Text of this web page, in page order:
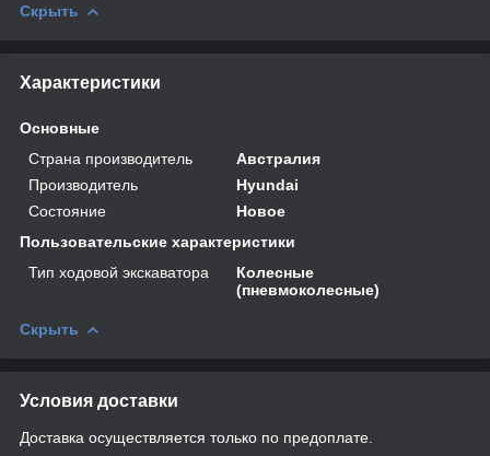
Скрыть
Характеристики
Основные
Страна производитель
Австралия
Производитель
Hyundai
Состояние
Новое
Пользовательские характеристики
Тип ходовой экскаватора
Колесные
(пневмоколесные)
Скрыть
Условия доставки
Доставка осуществляется только по предоплате.